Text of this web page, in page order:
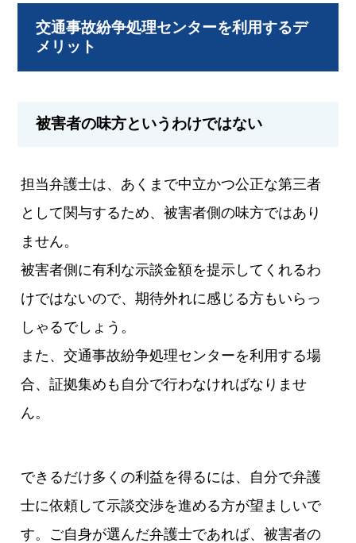
交通事故紛争処理センターを利用するデ
メリット
被害者の味方というわけではない
担当弁護士は、あくまで中立かつ公正な第三者
として関与するため、被害者側の味方ではあり
ません。
被害者側に有利な示談金額を提示してくれるわ
けではないので、期待外れに感じる方もいらっ
しゃるでしょう。
また、交通事故紛争処理センターを利用する場
合、証拠集めも自分で行わなければなりませ
ん。
できるだけ多くの利益を得るには、自分で弁護
士に依頼して示談交渉を進める方が望ましいで
す。ご自身が選んだ弁護士であれば、被害者の